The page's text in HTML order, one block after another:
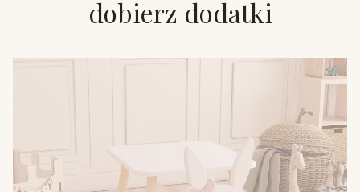
dobierz dodatki